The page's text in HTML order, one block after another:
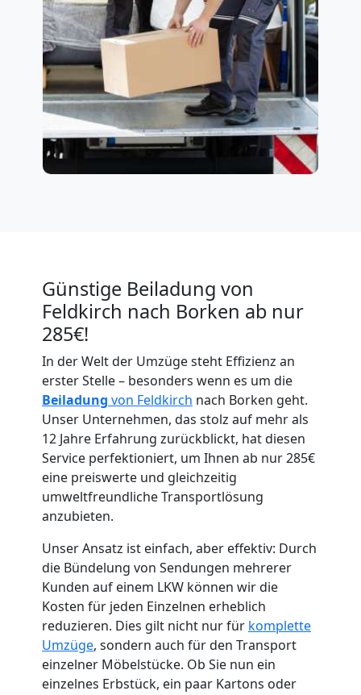
Günstige Beiladung von
Feldkirch nach Borken ab nur
285€!
In der Welt der Umzüge steht Effizienz an
erster Stelle – besonders wenn es um die
Beiladung von Feldkirch nach Borken geht.
Unser Unternehmen, das stolz auf mehr als
12 Jahre Erfahrung zurückblickt, hat diesen
Service perfektioniert, um Ihnen ab nur 285€
eine preiswerte und gleichzeitig
umweltfreundliche Transportlösung
anzubieten.
Unser Ansatz ist einfach, aber effektiv: Durch
die Bündelung von Sendungen mehrerer
Kunden auf einem LKW können wir die
Kosten für jeden Einzelnen erheblich
reduzieren. Dies gilt nicht nur für komplette
Umzüge, sondern auch für den Transport
einzelner Möbelstücke. Ob Sie nun ein
einzelnes Erbstück, ein paar Kartons oder
Umzugshelfer
Feldkirch
Möbeltaxi
Feldkirch
Kleintransport
Feldkirch